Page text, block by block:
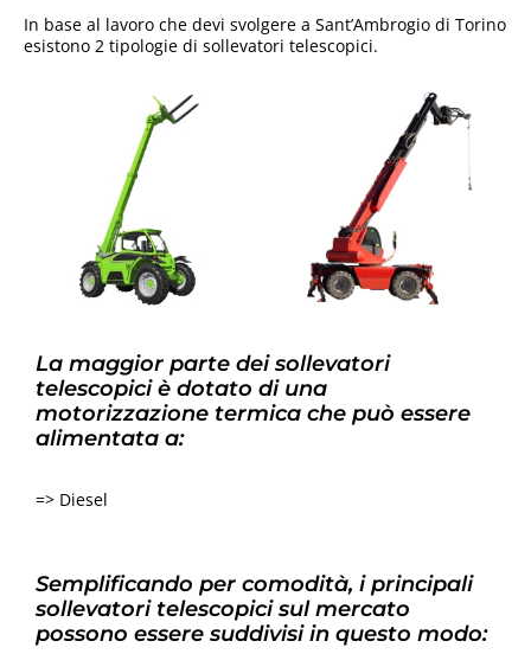
In base al lavoro che devi svolgere a Sant’Ambrogio di Torino
esistono 2 tipologie di sollevatori telescopici.
La maggior parte dei sollevatori
telescopici è dotato di una
motorizzazione termica che può essere
alimentata a:
=> Diesel
Semplificando per comodità, i principali
sollevatori telescopici sul mercato
possono essere suddivisi in questo modo: